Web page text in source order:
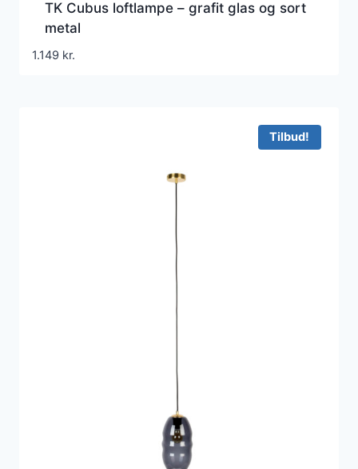
TK Cubus loftlampe – grafit glas og sort
metal
1.149 kr.
Tilbud!